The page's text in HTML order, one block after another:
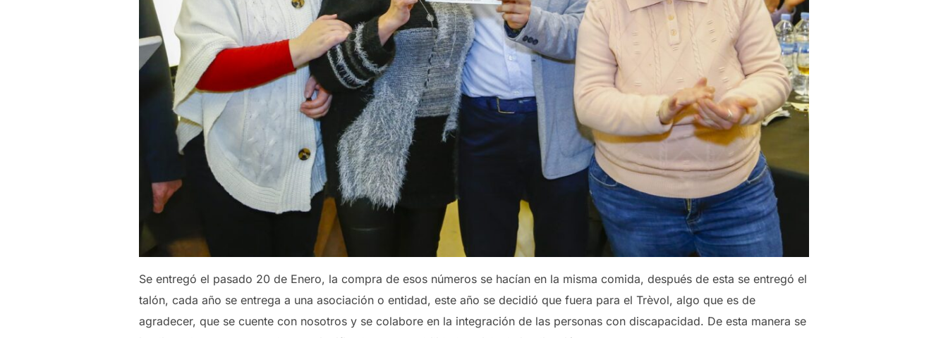
Se entregó el pasado 20 de Enero, la compra de esos números se hacían en la misma comida, después de esta se entregó el
talón, cada año se entrega a una asociación o entidad, este año se decidió que fuera para el Trèvol, algo que es de
agradecer, que se cuente con nosotros y se colabore en la integración de las personas con discapacidad. De esta manera se